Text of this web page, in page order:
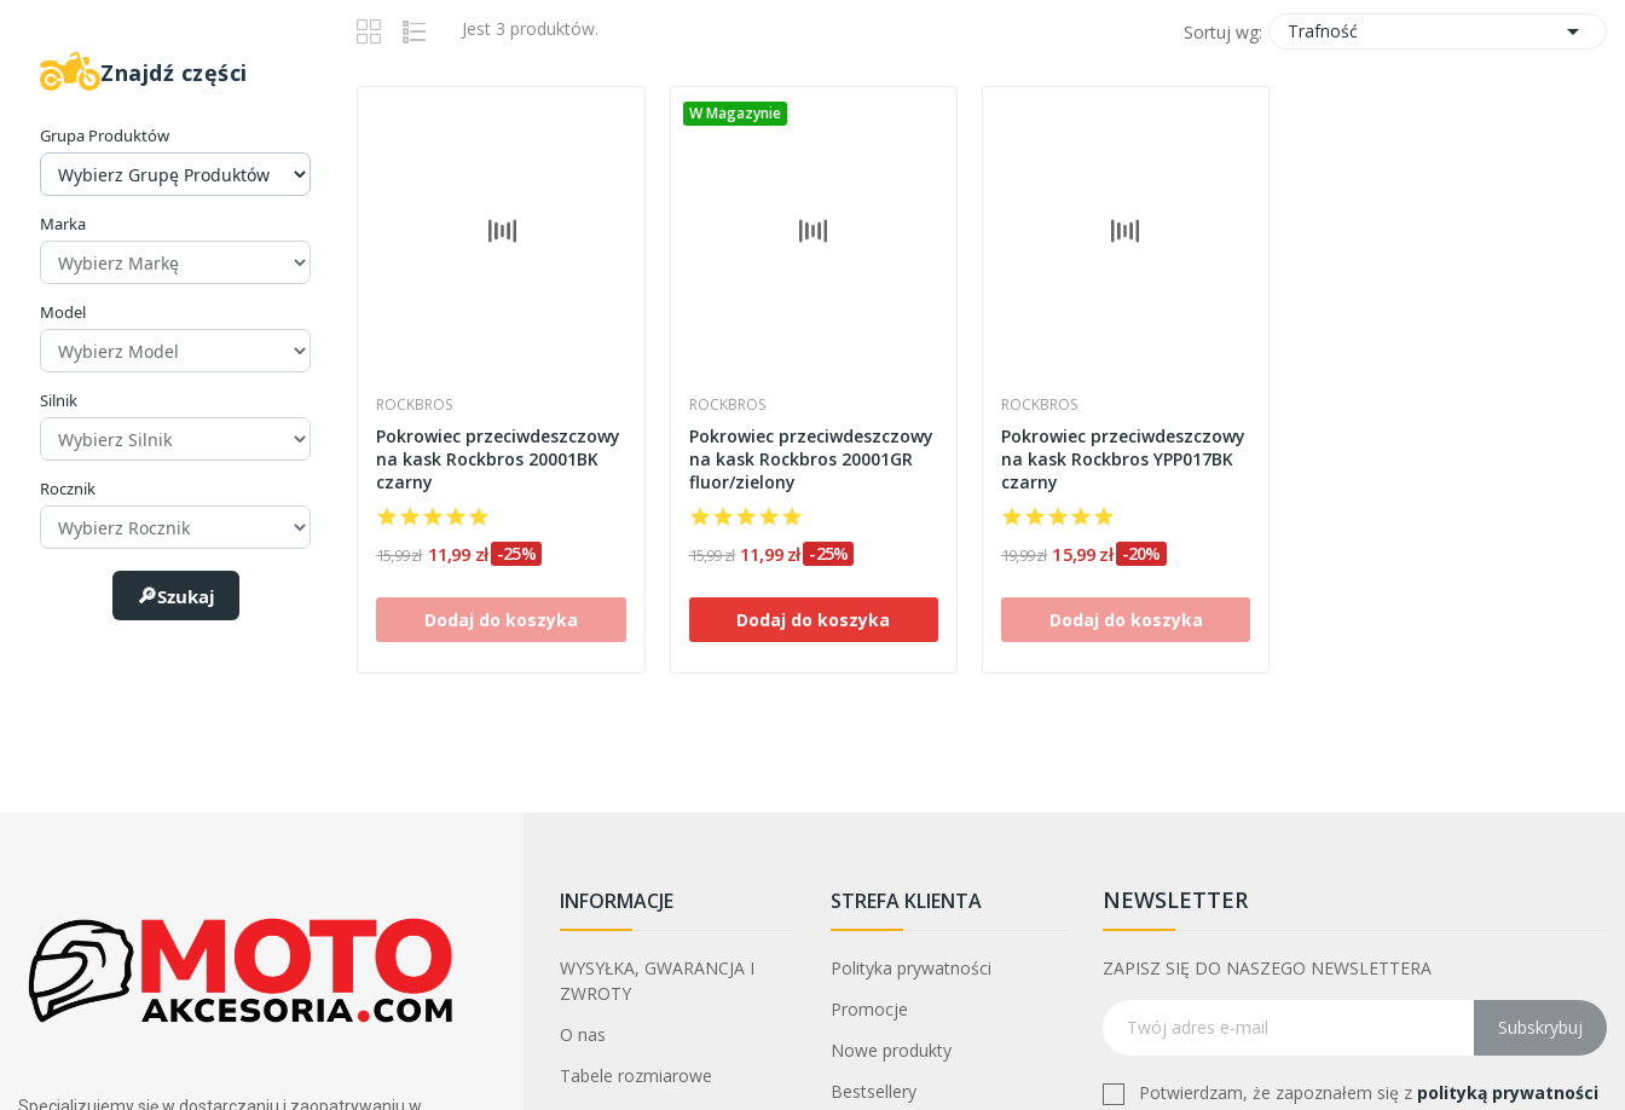
Znajdź części
Grupa Produktów
Marka
Model
Silnik
Rocznik
Szukaj
Jest 3 produktów. Sortuj wg: Trafność 
ROCKBROS
Pokrowiec przeciwdeszczowy
na kask Rockbros 20001BK
czarny
15,99 zł 11,99 zł -25%
Dodaj do koszyka
W Magazynie
ROCKBROS
Pokrowiec przeciwdeszczowy
na kask Rockbros 20001GR
fluor/zielony
15,99 zł 11,99 zł -25%
Dodaj do koszyka
ROCKBROS
Pokrowiec przeciwdeszczowy
na kask Rockbros YPP017BK
czarny
19,99 zł 15,99 zł -20%
Dodaj do koszyka
INFORMACJE
WYSYŁKA, GWARANCJA I
ZWROTY
O nas
Tabele rozmiarowe
STREFA KLIENTA
Polityka prywatności
Promocje
Nowe produkty
Bestsellery
NEWSLETTER
ZAPISZ SIĘ DO NASZEGO NEWSLETTERA
Subskrybuj
Potwierdzam, że zapoznałem się z polityką prywatności